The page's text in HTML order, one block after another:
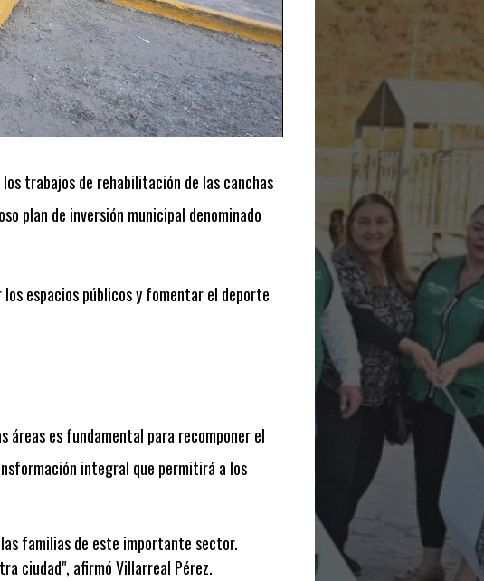
trabajos de rehabilitación de las canchas
plan de inversión municipal denominado
espacios públicos y fomentar el deporte
áreas es fundamental para recomponer el
integral que permitirá a los
familias de este importante sector.
ciudad", afirmó Villarreal Pérez.